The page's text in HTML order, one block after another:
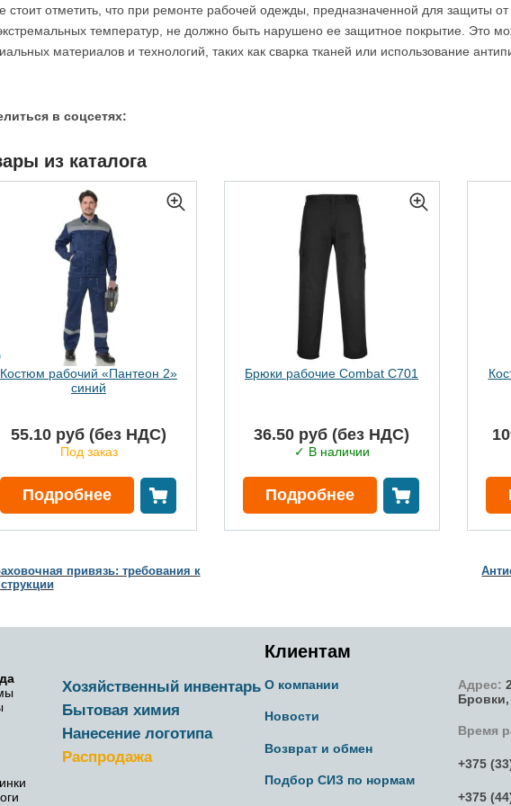
стоит отметить, что при ремонте рабочей одежды, предназначенной для защиты
температур, не должно быть нарушено ее защитное покрытие. Это
материалов и технологий, таких как сварка тканей или использование
в соцсетях:
из каталога
В корзину
Костюм рабочий «Пантеон 2»
синий
55.10 руб (без НДС)
Под заказ
Подробнее В корзину
Брюки рабочие Combat C701
36.50 руб (без НДС)
✓ В наличии
Подробнее В
привязь: требования к
Хозяйственный инвентарь
Бытовая химия
Нанесение логотипа
Распродажа
Клиентам
О компании
Новости
Возврат и обмен
Подбор СИЗ по нормам
Адрес:
Бровки
Время
+375
+375